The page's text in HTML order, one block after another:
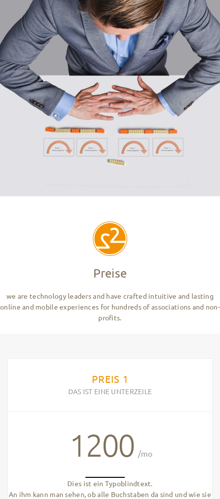
Preise
we are technology leaders and have crafted intuitive and lasting
online and mobile experiences for hundreds of associations and non-
profits.
PREIS 1
DAS IST EINE UNTERZEILE
1200 /mo
Dies ist ein Typoblindtext.
An ihm kann man sehen, ob alle Buchstaben da sind und wie sie